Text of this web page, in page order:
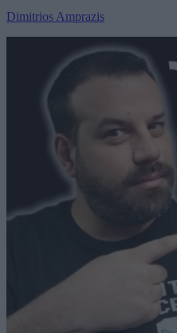
Dimitrios Amprazis